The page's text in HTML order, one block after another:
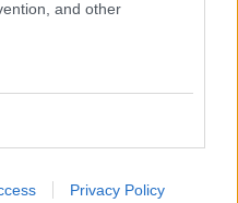
and other
Privacy Policy
lépcső és remek
a gázolaj ára is